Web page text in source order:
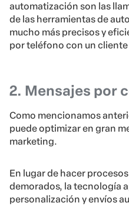
automatización son las
de las herramientas de
mucho más precisos y
por teléfono con un
2. Mensajes por
Como mencionamos
puede optimizar en gran
marketing.
En lugar de hacer
demorados, la tecnología
personalización y envíos